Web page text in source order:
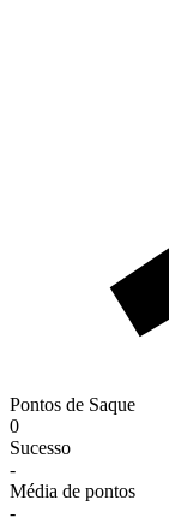
Pontos de Saque
0
Sucesso
-
Média de pontos
-